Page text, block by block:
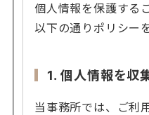
個人情報を保護する
以下の通りポリシー
1. 個人情報を収
当事務所では、ご利